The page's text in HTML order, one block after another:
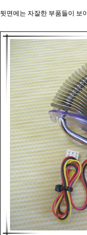
뒷면에는 자잘한 부품들이 보